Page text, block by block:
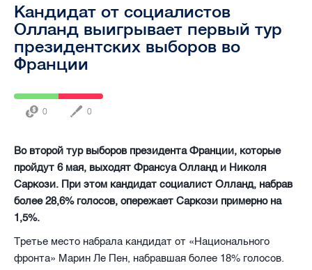
Кандидат от социалистов
Олланд выигрывает первый тур
президентских выборов во
Франции
0 0
Во второй тур выборов президента Франции, которые
пройдут 6 мая, выходят Франсуа Олланд и Николя
Саркози. При этом кандидат социалист Олланд, набрав
более 28,6% голосов, опережает Саркози примерно на
1,5%.
Третье место набрала кандидат от «Национального
фронта» Марин Ле Пен, набравшая более 18% голосов.